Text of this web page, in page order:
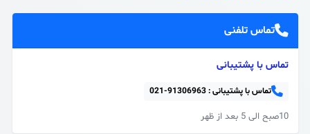
تماس تلفنی
تماس با پشتیبانی
تماس با پشتیبانی :021-91306963
10صبح الی 5 بعد از ظهر